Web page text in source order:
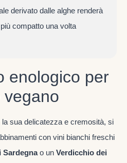
derivato dalle alghe renderà
compatto una volta
enologico per
vegano
la sua delicatezza e cremosità, si
con vini bianchi freschi
Sardegnao un Verdicchio dei